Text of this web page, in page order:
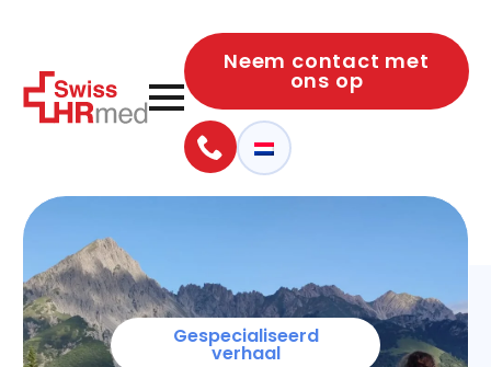
Neem contact met
ons op
Gespecialiseerd
verhaal